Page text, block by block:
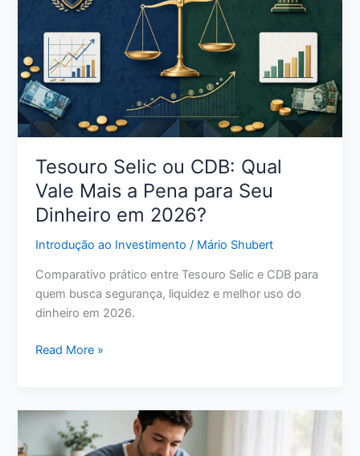
Como
Escolher
Opção
Certa
para
Seu
Tesouro Selic ou CDB: Qual
Vale Mais a Pena para Seu
Dinheiro em 2026?
Introdução ao Investimento / Mário Shubert
Comparativo prático entre Tesouro Selic e CDB para
quem busca segurança, liquidez e melhor uso do
dinheiro em 2026.
Tesouro
CDB:
Vale
Read More »